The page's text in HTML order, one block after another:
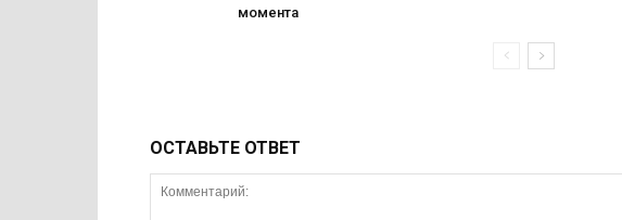
момента
ОСТАВЬТЕ ОТВЕТ